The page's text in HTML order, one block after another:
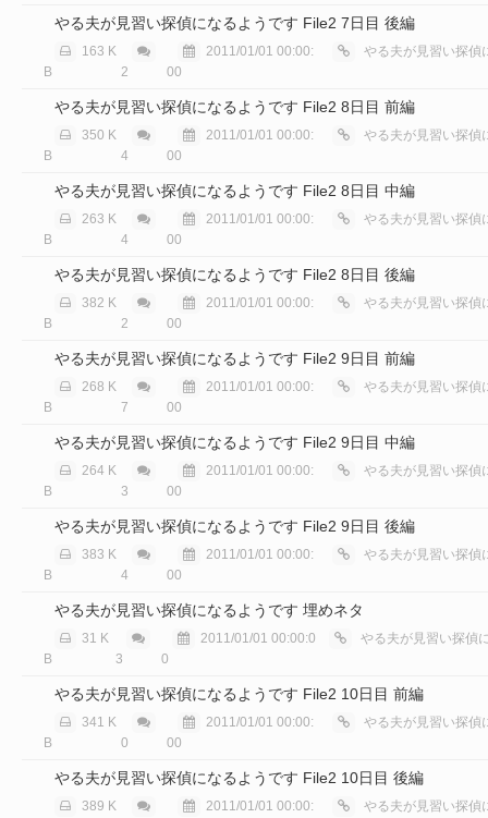
やる夫が見習い探偵になるようです File2 7日目 後編
163 K
B
2
2011/01/01 00:00:
00
やる夫が見習い探偵に
やる夫が見習い探偵になるようです File2 8日目 前編
350 K
B
4
2011/01/01 00:00:
00
やる夫が見習い探偵に
やる夫が見習い探偵になるようです File2 8日目 中編
263 K
B
4
2011/01/01 00:00:
00
やる夫が見習い探偵に
やる夫が見習い探偵になるようです File2 8日目 後編
382 K
B
2
2011/01/01 00:00:
00
やる夫が見習い探偵に
やる夫が見習い探偵になるようです File2 9日目 前編
268 K
B
7
2011/01/01 00:00:
00
やる夫が見習い探偵に
やる夫が見習い探偵になるようです File2 9日目 中編
264 K
B
3
2011/01/01 00:00:
00
やる夫が見習い探偵に
やる夫が見習い探偵になるようです File2 9日目 後編
383 K
B
4
2011/01/01 00:00:
00
やる夫が見習い探偵に
やる夫が見習い探偵になるようです 埋めネタ
31 K
B
3
2011/01/01 00:00:0
0
やる夫が見習い探偵に
やる夫が見習い探偵になるようです File2 10日目 前編
341 K
B
0
2011/01/01 00:00:
00
やる夫が見習い探偵に
やる夫が見習い探偵になるようです File2 10日目 後編
389 K
2011/01/01 00:00:
やる夫が見習い探偵に